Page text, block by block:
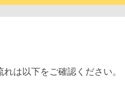
は以下をご確認ください。